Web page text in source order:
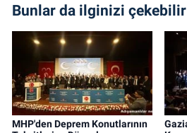
Bunlar da ilginizi çekebilir
MHP'den Deprem Konutlarının